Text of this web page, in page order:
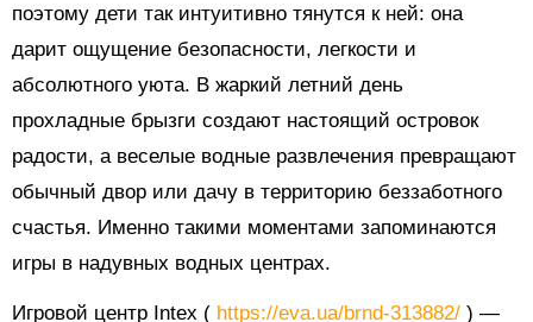
поэтому дети так интуитивно тянутся к ней: она
дарит ощущение безопасности, легкости и
абсолютного уюта. В жаркий летний день
прохладные брызги создают настоящий островок
радости, а веселые водные развлечения превращают
обычный двор или дачу в территорию беззаботного
счастья. Именно такими моментами запоминаются
игры в надувных водных центрах.
Игровой центр Intex ( https://eva.ua/brnd-313882/ ) —